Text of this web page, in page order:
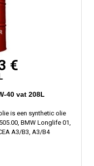
€
40 vat 208L
is een synthetic olie
BMW Longlife 01,
A3/B3, A3/B4